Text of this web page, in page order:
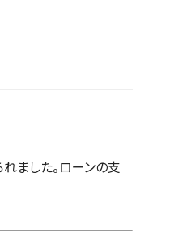
ました。ローンの支